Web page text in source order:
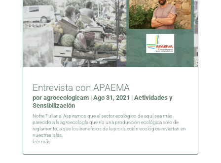
Entrevista con APAEMA
por agroecologicam| Ago 31, 2021 | Actividades y
Sensibilización
Nofre Fullana: Aspiramos que el sector ecológico de aquí sea más
parecido a la agroecología que no una producción ecológica sólo de
reglamento, a que los beneficios de la producción ecológica reviertan en
nuestras islas.
leer más